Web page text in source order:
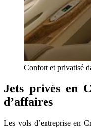
Confort et privatisé
Jets privés en
d’affaires
Les vols d’entreprise en